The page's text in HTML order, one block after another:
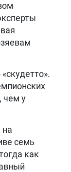
чем у
на
семь
как